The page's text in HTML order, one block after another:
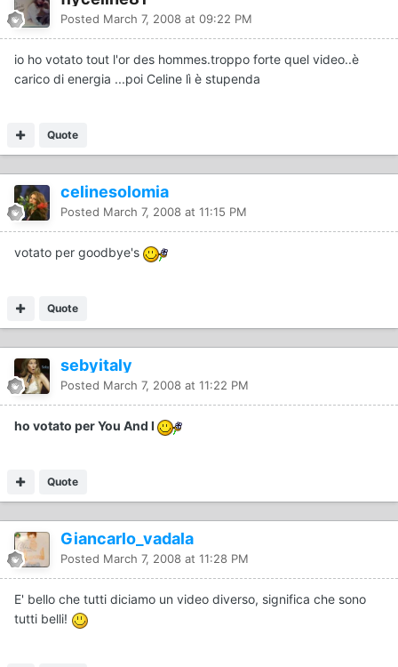
Posted March 7, 2008 at 09:22 PM
io ho votato tout l'or des hommes.troppo forte quel video..è
carico di energia ...poi Celine lì è stupenda
Quote
celinesolomia
Posted March 7, 2008 at 11:15 PM
votato per goodbye's
Quote
sebyitaly
Posted March 7, 2008 at 11:22 PM
ho votato per You And I
Quote
Giancarlo_vadala
Posted March 7, 2008 at 11:28 PM
E' bello che tutti diciamo un video diverso, significa che sono
tutti belli!